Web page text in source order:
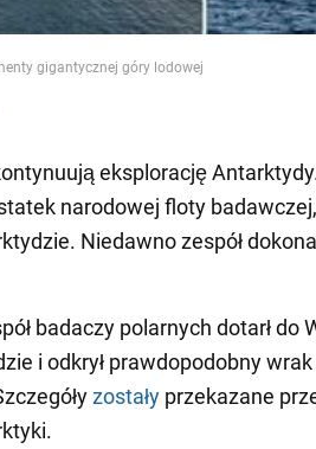
gigantycznej góry lodowej
eksplorację
narodowej floty
Niedawno zespół
badaczy polarnych dotarł do
i odkrył prawdopodobny
zostały przekazane